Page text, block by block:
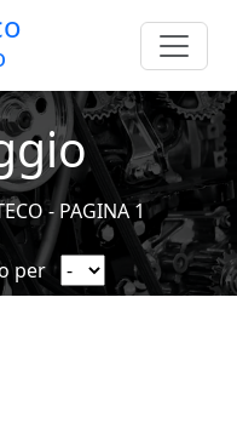
- PAGINA 1
per